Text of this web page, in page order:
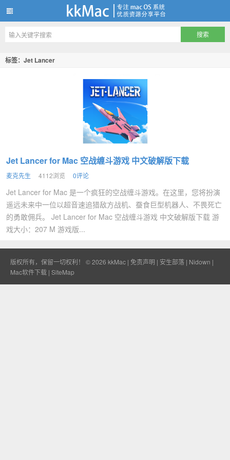
kkMac
标签：Jet Lancer
Jet Lancer for Mac 空战缠斗游戏 中文破解版下载
麦克先生 4112浏览 0评论
Jet Lancer for Mac 是一个疯狂的空战缠斗游戏。在这里，您将扮演
遥远未来中一位以超音速追猎敌方战机、蚕食巨型机器人、不畏死亡
的勇敢佣兵。 Jet Lancer for Mac 空战缠斗游戏 中文破解版下载 游
戏大小：207 M 游戏版...
版权所有，保留一切权利！ © 2026 kkMac | 免责声明 | 安生部落 | Nidown |
Mac软件下载 | SiteMap